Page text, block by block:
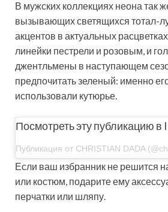
В мужских коллекциях неона так
вызывающих светящихся тотал-­
акцентов в актуальных
линейки пестрели и розовым, и
джентльмены в наступающем
предпочитать зеленый: именно
использовали кутюрье.
Посмотреть эту публикацию в
Если ваш избранник не решится
или костюм, подарите ему
перчатки или шляпу.